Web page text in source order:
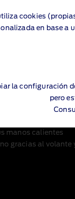
cookies
en base a
la configuración
pero
manos calientes
gracias al volante